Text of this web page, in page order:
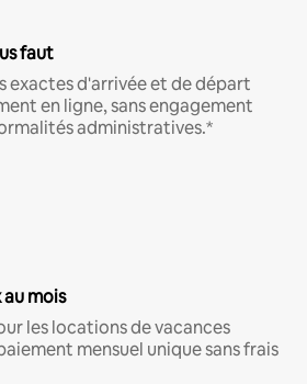
faut
exactes d'arrivée et de départ
en ligne, sans engagement
administratives.*
mois
les locations de vacances
mensuel unique sans frais